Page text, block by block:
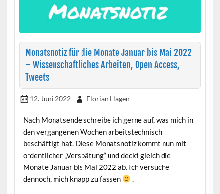
Monatsnotiz für die Monate Januar bis Mai 2022
– Wissenschaftliches Arbeiten, Open Access,
Tweets
12. Juni 2022 Florian Hagen
Nach Monatsende schreibe ich gerne auf, was mich in
den vergangenen Wochen arbeitstechnisch
beschäftigt hat. Diese Monatsnotiz kommt nun mit
ordentlicher „Verspätung“ und deckt gleich die
Monate Januar bis Mai 2022 ab. Ich versuche
dennoch, mich knapp zu fassen
.